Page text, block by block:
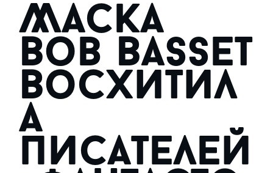
Маска
Bob Basset
восхитил
а
писателей